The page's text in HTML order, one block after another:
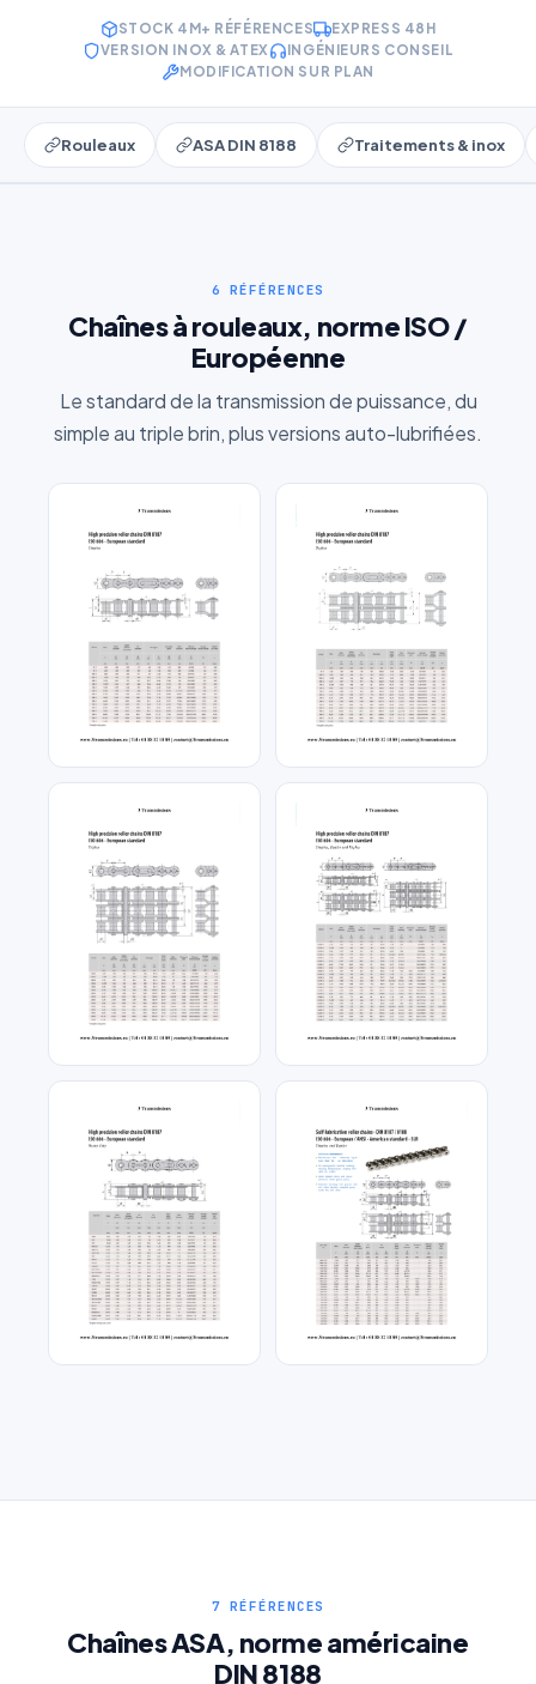
STOCK 4M+ RÉFÉRENCES
EXPRESS 48H
VERSION INOX & ATEX
INGÉNIEURS CONSEIL
MODIFICATION SUR PLAN
Rouleaux ASA DIN 8188 Traitements & inox
6 RÉFÉRENCES
Chaînes à rouleaux, norme ISO /
Européenne
Le standard de la transmission de puissance, du
simple au triple brin, plus versions auto-lubrifiées.
standard simple
standard double
standard triple
droite
7 RÉFÉRENCES
Chaînes ASA, norme américaine
DIN 8188